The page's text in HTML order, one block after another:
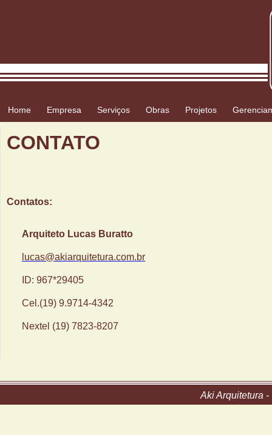
Home Empresa Serviços Obras Projetos
CONTATO
Contatos:
Arquiteto Lucas Buratto
lucas@akiarquitetura.com.br
ID: 967*29405
Cel.(19) 9.9714-4342
Nextel (19) 7823-8207
Aki Arquitetura